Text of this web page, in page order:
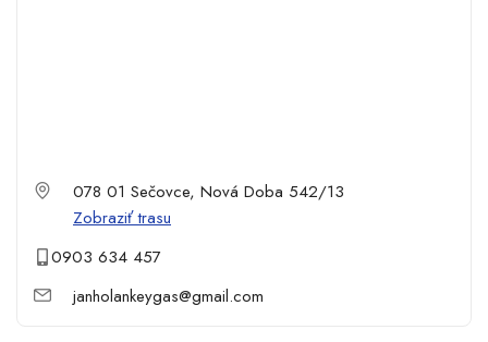
078 01 Sečovce, Nová Doba 542/13
Zobraziť trasu
0903 634 457
janholankeygas@gmail.com